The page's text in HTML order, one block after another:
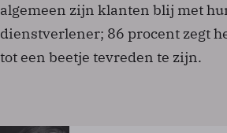
algemeen zijn klanten blij met
dienstverlener; 86 procent zegt
tot een beetje tevreden te zijn.